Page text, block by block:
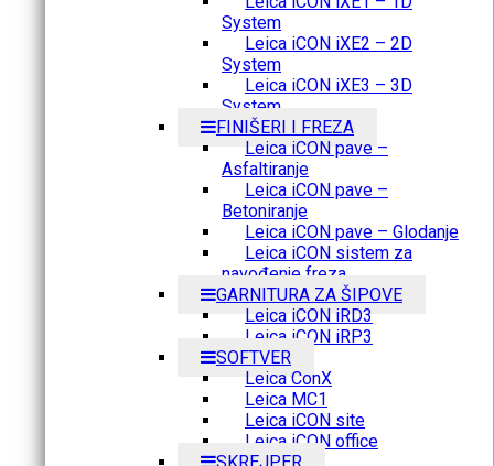
System
Leica iCON iXE2 – 2D
System
Leica iCON iXE3 – 3D
System
FINIŠERI I FREZA
Leica iCON pave –
Asfaltiranje
Leica iCON pave –
Betoniranje
Leica iCON pave – Glodanje
Leica iCON sistem za
navođenje freza
GARNITURA ZA ŠIPOVE
Leica iCON iRD3
Leica iCON iRP3
SOFTVER
Leica ConX
Leica MC1
Leica iCON site
Leica iCON office